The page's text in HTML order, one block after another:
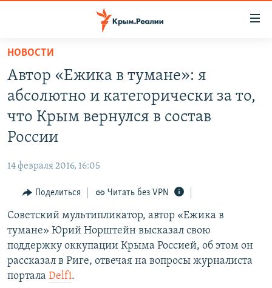
Вернуться
основному
содержанию
Вернутся
главной
Вернутся
поиску
СПЕЦПРОЕКТЫ
ГРУЗ 200
ВОДА
ИСТОРИЯ
ИНТЕРАКТИВ
ИНФОГРАФИКА
ТЕЛЕПРОЕКТ КРЫМ.РЕАЛИИ
СОВЕТЫ ПРАВОЗАЩИТНИКОВ
ПРОПАВШИЕ БЕЗ ВЕСТИ
ПОБЕДИТЕЛЕЙ НЕ СУДЯТ?
РАДІО СВОБОДА
КАК ОБОЙТИ БЛОКИРОВКУ
Українською
Qırımtatar
ПРИСОЕДИНЯЙТЕСЬ!
НОВОСТИ
Автор «Ежика в тумане»: я
абсолютно и категорически за то,
что Крым вернулся в состав
России
14 февраля 2016, 16:05
Поделиться Читать без VPN
Советский мультипликатор, автор «Ежика в
тумане» Юрий Норштейн высказал свою
поддержку оккупации Крыма Россией, об этом он
рассказал в Риге, отвечая на вопросы журналиста
портала Delfi.